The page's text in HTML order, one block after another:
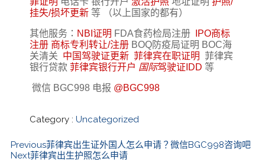
挂失/损坏更新 等 （以上国家的都有）
其他服务： NBI证明 FDA食药检局注册
IPO商标
注册 商标专利转让/注册 BOQ防疫局证明 BOC海
关清关 中国驾驶证更新 菲律宾在职证明
菲律宾
银行贷款 菲律宾银行开户 国际驾驶证IDD 等
微信 BGC998 电报 @BGC998
Category : Uncategorized
Previous菲律宾出生证外国人怎么申请？微信BGC998咨询吧
Next菲律宾出生护照怎么申请